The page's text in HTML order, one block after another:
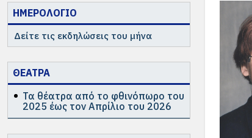
ΗΜΕΡΟΛΟΓΙΟ
Δείτε τις εκδηλώσεις του μήνα
ΘΕΑΤΡΑ
Τα θέατρα από το φθινόπωρο του
2025 έως τον Απρίλιο του 2026